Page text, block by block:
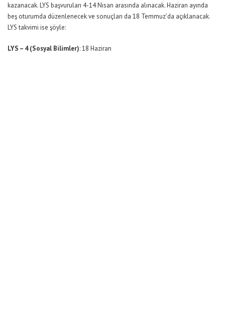
kazanacak. LYS başvuruları 4-14 Nisan arasında alınacak. Haziran ayında
beş oturumda düzenlenecek ve sonuçları da 18 Temmuz’da açıklanacak.
LYS takvimi ise şöyle:
LYS – 4 (Sosyal Bilimler): 18 Haziran